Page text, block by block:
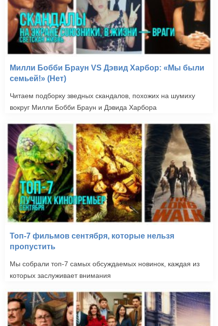
Милли Бобби Браун VS Дэвид Харбор: «Мы были
семьей!» (Нет)
Читаем подборку зведных скандалов, похожих на шумиху
вокруг Милли Бобби Браун и Дэвида Харбора
Топ-7 фильмов сентября, которые нельзя
пропустить
Мы собрали топ-7 самых обсуждаемых новинок, каждая из
которых заслуживает внимания